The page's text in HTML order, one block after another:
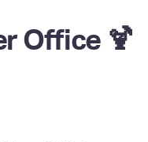
Office 🍹